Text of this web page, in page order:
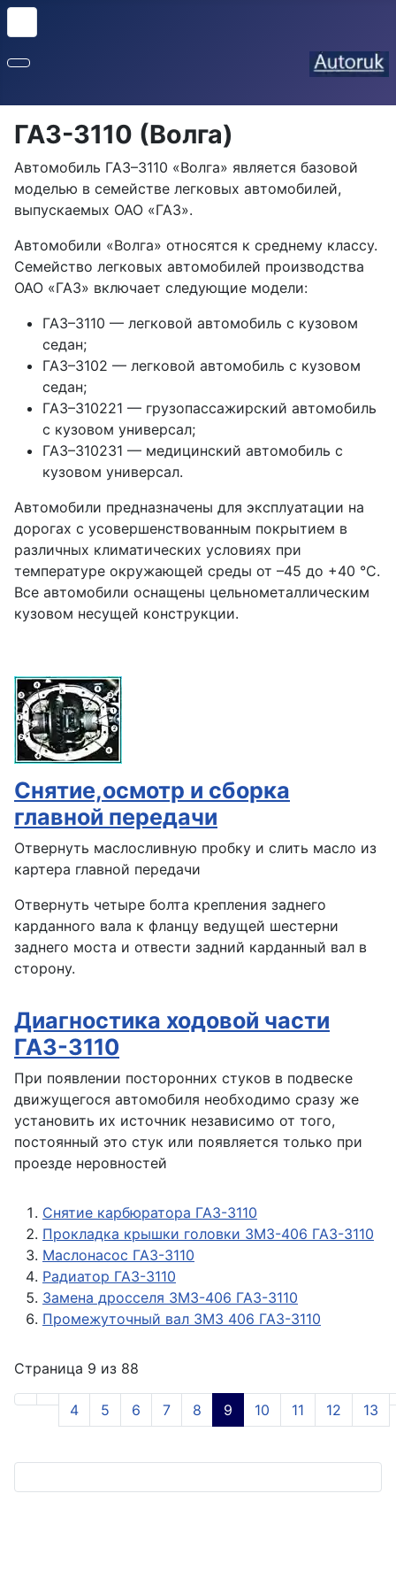
ГАЗ-3110 (Волга)
Автомобиль ГАЗ–3110 «Волга» является базовой
моделью в семействе легковых автомобилей,
выпускаемых ОАО «ГАЗ».
Автомобили «Волга» относятся к среднему классу.
Семейство легковых автомобилей производства
ОАО «ГАЗ» включает следующие модели:
ГАЗ–3110 — легковой автомобиль с кузовом
седан;
ГАЗ–3102 — легковой автомобиль с кузовом
седан;
ГАЗ–310221 — грузопассажирский автомобиль
с кузовом универсал;
ГАЗ–310231 — медицинский автомобиль с
кузовом универсал.
Автомобили предназначены для эксплуатации на
дорогах с усовершенствованным покрытием в
различных климатических условиях при
температуре окружающей среды от –45 до +40 °С.
Все автомобили оснащены цельнометаллическим
кузовом несущей конструкции.
Снятие,осмотр и сборка
главной передачи
Отвернуть маслосливную пробку и слить масло из
картера главной передачи
Отвернуть четыре болта крепления заднего
карданного вала к фланцу ведущей шестерни
заднего моста и отвести задний карданный вал в
сторону.
Диагностика ходовой части
ГАЗ-3110
При появлении посторонних стуков в подвеске
движущегося автомобиля необходимо сразу же
установить их источник независимо от того,
постоянный это стук или появляется только при
проезде неровностей
Снятие карбюратора ГАЗ-3110
Прокладка крышки головки ЗМЗ-406 ГАЗ-3110
Маслонасос ГАЗ-3110
Радиатор ГАЗ-3110
Замена дросселя ЗМЗ-406 ГАЗ-3110
Промежуточный вал ЗМЗ 406 ГАЗ-3110
Страница 9 из 88
4 5 6 7 8 9 10 11 12 13